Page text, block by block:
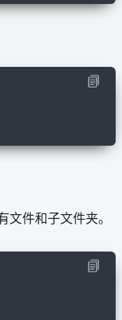
件和子文件夹。